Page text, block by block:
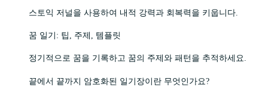
스토익 저널을 사용하여 내적 강력과 회복력을 키웁니다.
꿈 일기: 팁, 주제, 템플릿
정기적으로 꿈을 기록하고 꿈의 주제와 패턴을 추적하세요.
끝에서 끝까지 암호화된 일기장이란 무엇인가요?